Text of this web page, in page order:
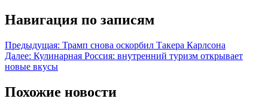
Навигация по записям
Предыдущая: Трамп снова оскорбил Такера Карлсона
Далее: Кулинарная Россия: внутренний туризм открывает
новые вкусы
Похожие новости